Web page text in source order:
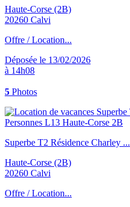
Haute-Corse (2B)
20260 Calvi
Offre / Location...
Déposée le 13/02/2026
à 14h08
5 Photos
Superbe T2 Résidence Charley ...
Haute-Corse (2B)
20260 Calvi
Offre / Location...